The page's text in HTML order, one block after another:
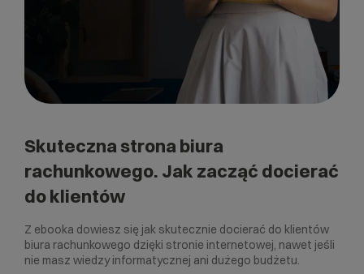
Skuteczna strona biura
rachunkowego. Jak zacząć docierać
do klientów
Z ebooka dowiesz się jak skutecznie docierać do klientów
biura rachunkowego dzięki stronie internetowej, nawet jeśli
nie masz wiedzy informatycznej ani dużego budżetu.